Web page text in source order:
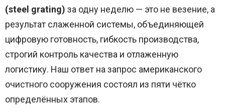
(steel grating) за одну неделю — это не везение, а
результат слаженной системы, объединяющей
цифровую готовность, гибкость производства,
строгий контроль качества и отлаженную
логистику. Наш ответ на запрос американского
очистного сооружения состоял из пяти чётко
определённых этапов.